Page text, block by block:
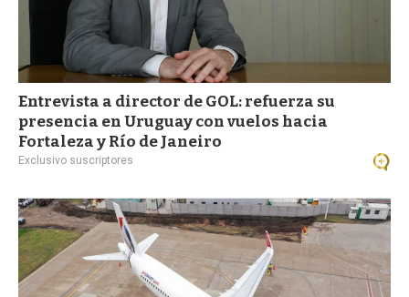
Entrevista a director de GOL: refuerza su
presencia en Uruguay con vuelos hacia
Fortaleza y Río de Janeiro
Exclusivo suscriptores